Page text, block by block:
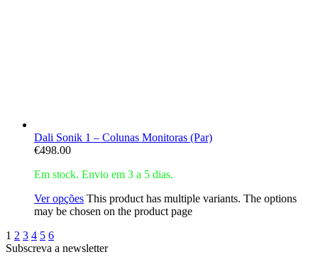
Dali Sonik 1 – Colunas Monitoras (Par)
€498.00
Em stock. Envio em 3 a 5 dias.
Ver opções This product has multiple variants. The options
may be chosen on the product page
1 2 3 4 5 6
Subscreva a newsletter